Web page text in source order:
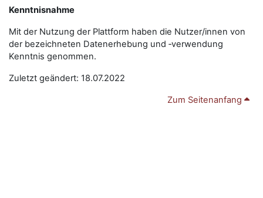
Kenntnisnahme
Mit der Nutzung der Plattform haben die Nutzer/innen von
der bezeichneten Datenerhebung und ‑verwendung
Kenntnis genommen.
Zuletzt geändert: 18.07.2022
Zum Seitenanfang